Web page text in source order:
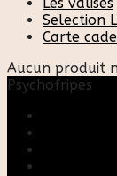
Selection
Carte
Aucun produit
Psychofripes